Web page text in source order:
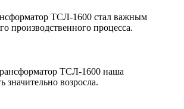
ТСЛ-1600 стал важным
производственного процесса.
ТСЛ-1600 наша
значительно возросла.